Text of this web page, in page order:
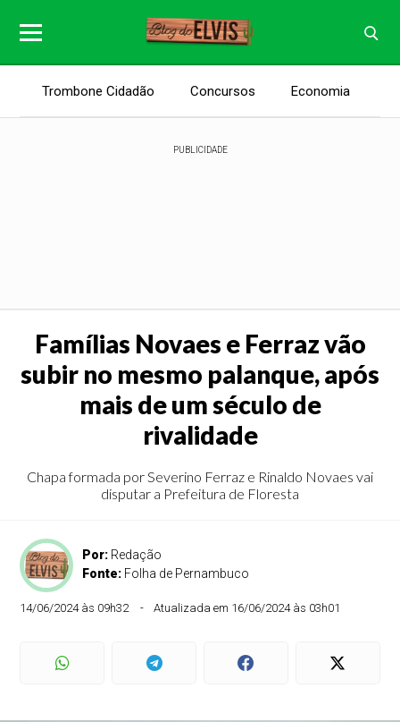
Trombone Cidadão Concursos Economia
PUBLICIDADE
Famílias Novaes e Ferraz vão
subir no mesmo palanque, após
mais de um século de
rivalidade
Chapa formada por Severino Ferraz e Rinaldo Novaes vai
disputar a Prefeitura de Floresta
Por: Redação
Fonte: Folha de Pernambuco
14/06/2024 às 09h32 Atualizada em 16/06/2024 às 03h01